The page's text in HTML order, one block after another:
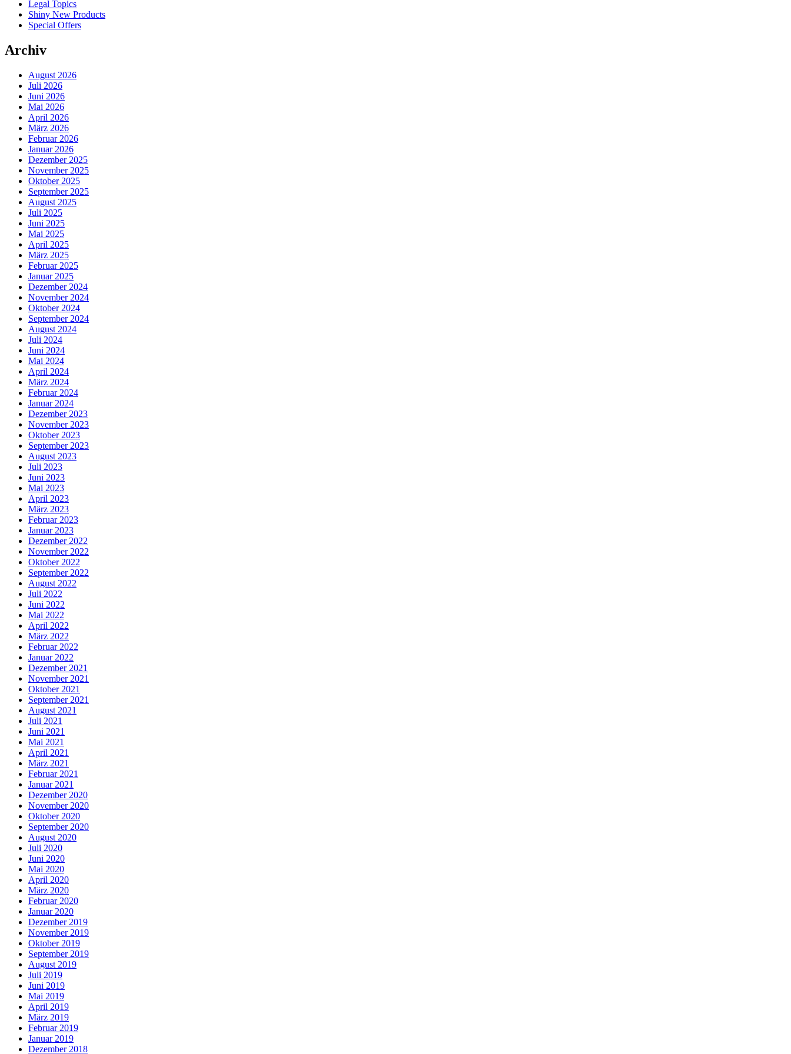
Legal Topics
Shiny New Products
Special Offers
Archiv
August 2026
Juli 2026
Juni 2026
Mai 2026
April 2026
März 2026
Februar 2026
Januar 2026
Dezember 2025
November 2025
Oktober 2025
September 2025
August 2025
Juli 2025
Juni 2025
Mai 2025
April 2025
März 2025
Februar 2025
Januar 2025
Dezember 2024
November 2024
Oktober 2024
September 2024
August 2024
Juli 2024
Juni 2024
Mai 2024
April 2024
März 2024
Februar 2024
Januar 2024
Dezember 2023
November 2023
Oktober 2023
September 2023
August 2023
Juli 2023
Juni 2023
Mai 2023
April 2023
März 2023
Februar 2023
Januar 2023
Dezember 2022
November 2022
Oktober 2022
September 2022
August 2022
Juli 2022
Juni 2022
Mai 2022
April 2022
März 2022
Februar 2022
Januar 2022
Dezember 2021
November 2021
Oktober 2021
September 2021
August 2021
Juli 2021
Juni 2021
Mai 2021
April 2021
März 2021
Februar 2021
Januar 2021
Dezember 2020
November 2020
Oktober 2020
September 2020
August 2020
Juli 2020
Juni 2020
Mai 2020
April 2020
März 2020
Februar 2020
Januar 2020
Dezember 2019
November 2019
Oktober 2019
September 2019
August 2019
Juli 2019
Juni 2019
Mai 2019
April 2019
März 2019
Februar 2019
Januar 2019
Dezember 2018